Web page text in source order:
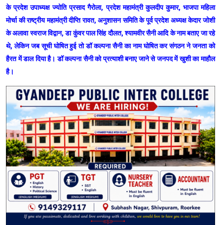
के प्रदेश उपाध्यक्ष ज्योति प्रसाद गैरोला, प्रदेश महामंत्री कुलदीप कुमार, भाजपा महिला
मोर्चा की राष्ट्रीय महामंत्री दीप्ति रावत, अनुशासन समिति के पूर्व प्रदेश अध्यक्ष केदार जोशी
के अलावा स्वराज विद्वान, डा कुंवर पाल सिंह दौलत, श्यामवीर सैनी आदि के नाम बताए जा रहे
थे, लेकिन जब सूची घोषित हुई तो डॉ कल्पना सैनी का नाम घोषित कर संगठन ने जनता को
हैरत में डाल दिया है। डॉ कल्पना सैनी को प्रत्याशी बनाए जाने से जनपद में खुशी का माहौल
है।